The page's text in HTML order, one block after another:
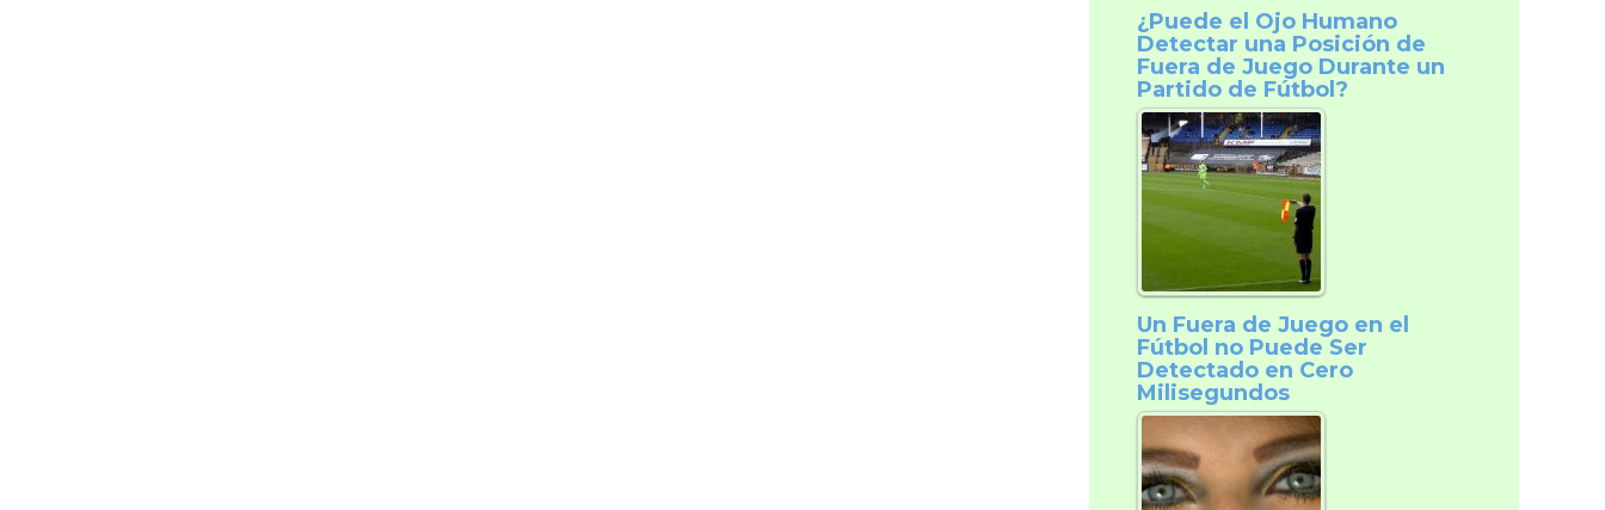
¿Puede el Ojo Humano
Detectar una Posición de
Fuera de Juego Durante un
Partido de Fútbol?
Un Fuera de Juego en el
Fútbol no Puede Ser
Detectado en Cero
Milisegundos